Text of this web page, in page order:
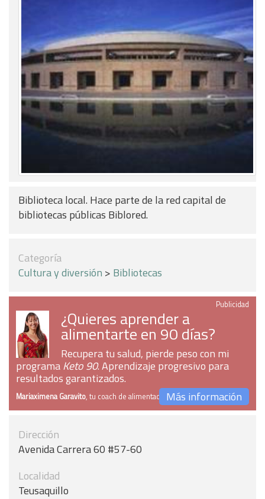
Biblioteca local. Hace parte de la red capital de
bibliotecas públicas Biblored.
Categoría
Cultura y diversión > Bibliotecas
Publicidad
¿Quieres aprender a
alimentarte en 90 días?
Recupera tu salud, pierde peso con mi
programaKeto 90. Aprendizaje progresivo para
resultados garantizados.
Mariaximena Garavito, tu coach de alimentaciónMás información
Dirección
Avenida Carrera 60 #57-60
Localidad
Teusaquillo